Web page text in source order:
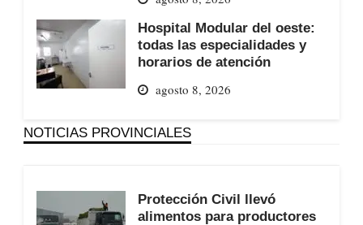
Hospital Modular del oeste:
todas las especialidades y
horarios de atención
agosto 8, 2026
NOTICIAS PROVINCIALES
Protección Civil llevó
alimentos para productores